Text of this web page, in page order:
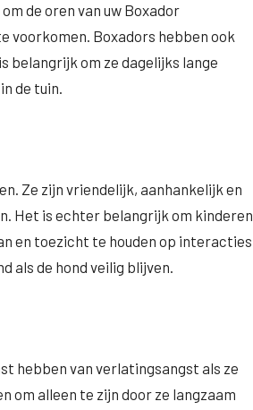
de oren van uw Boxador
voorkomen. Boxadors hebben ook
belangrijk om ze dagelijks lange
de tuin.
Ze zijn vriendelijk, aanhankelijk en
Het is echter belangrijk om kinderen
en toezicht te houden op interacties
als de hond veilig blijven.
hebben van verlatingsangst als ze
om alleen te zijn door ze langzaam